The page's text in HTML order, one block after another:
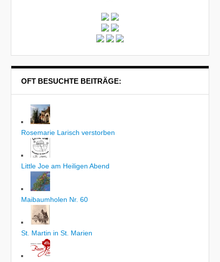
OFT BESUCHTE BEITRÄGE:
Rosemarie Larisch verstorben
Little Joe am Heiligen Abend
Maibaumholen Nr. 60
St. Martin in St. Marien